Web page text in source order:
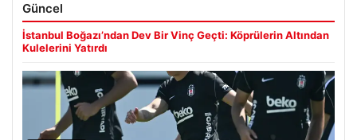
Güncel
İstanbul Boğazı’ndan Dev Bir Vinç Geçti: Köprülerin Altından
Kulelerini Yatırdı